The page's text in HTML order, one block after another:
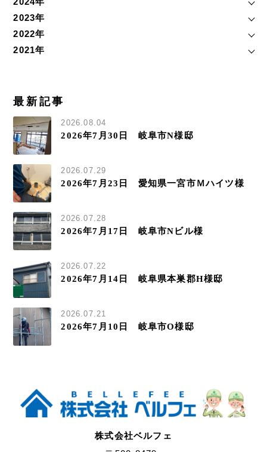
2023年
2022年
2021年
最新記事
2026.08.04
2026年7月30日 岐阜市N様邸
2026.07.29
2026年7月23日 愛知県一宮市Ｍハイツ様
2026.07.28
2026年7月17日 岐阜市Nビル様
2026.07.22
2026年7月14日 岐阜県本巣郡H様邸
2026.07.21
2026年7月10日 岐阜市O様邸
株式会社ベルフェ